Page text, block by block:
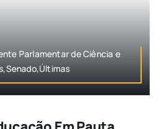
Parlamentar de Ciência e